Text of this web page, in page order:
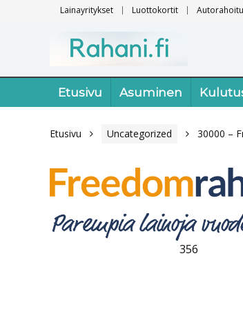
Lainayritykset Luottokortit
Etusivu Asuminen
Etusivu Uncategorized 30000 –
356